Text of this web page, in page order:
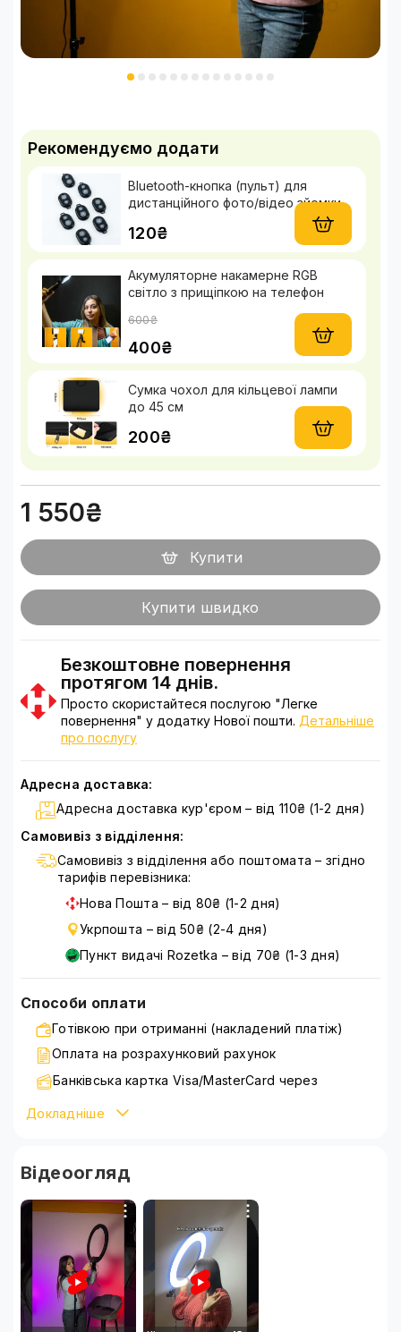
1 550₴
Купити
Купити швидко
Рекомендуємо додати
Bluetooth-кнопка (пульт) для
дистанційного фото/відео зйомки
120₴
Акумуляторне накамерне RGB
світло з прищіпкою на телефон
600₴
400₴
Сумка чохол для кільцевої лампи
до 45 см
200₴
Безкоштовне повернення
протягом 14 днів.
Просто скористайтеся послугою "Легке
повернення" у додатку Нової пошти. Детальніше
про послугу
Адресна доставка:
Адресна доставка кур'єром – від 110₴ (1-2 дня)
Самовивіз з відділення:
Самовивіз з відділення або поштомата – згідно
тарифів перевізника:
Нова Пошта – від 80₴ (1-2 дня)
Укрпошта – від 50₴ (2-4 дня)
Пункт видачі Rozetka – від 70₴ (1-3 дня)
Способи оплати
Готівкою при отриманні (накладений платіж)
Оплата на розрахунковий рахунок
Банківська картка Visa/MasterCard через
Детальніше ознайомитися зі способами оплати можна
Докладніше
Відеоогляд